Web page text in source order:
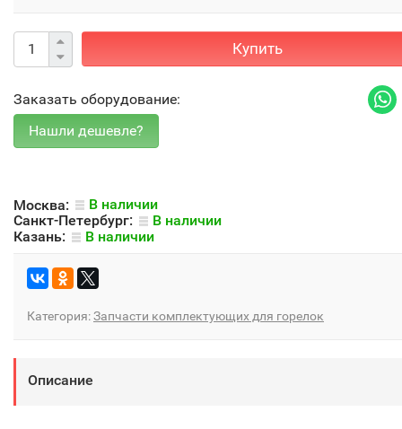
Купить
Заказать оборудование:
Москва:
В наличии
Санкт-Петербург:
В наличии
Казань:
В наличии
Категория:Запчасти комплектующих для горелок
Описание